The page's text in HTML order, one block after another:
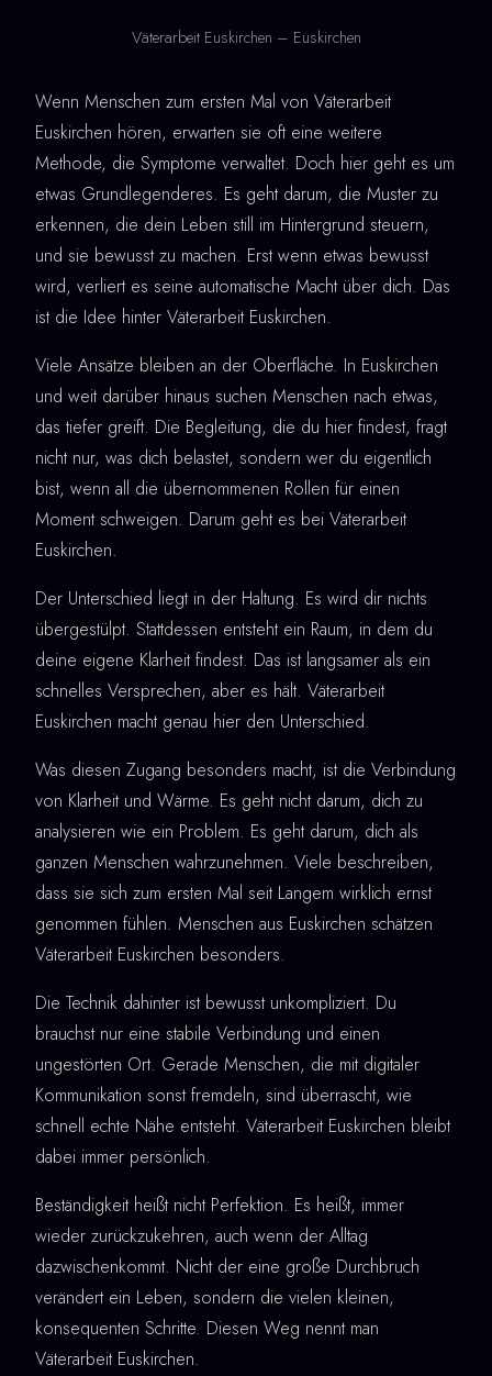
Väterarbeit Euskirchen – Euskirchen
Wenn Menschen zum ersten Mal von Väterarbeit
Euskirchen hören, erwarten sie oft eine weitere
Methode, die Symptome verwaltet. Doch hier geht es um
etwas Grundlegenderes. Es geht darum, die Muster zu
erkennen, die dein Leben still im Hintergrund steuern,
und sie bewusst zu machen. Erst wenn etwas bewusst
wird, verliert es seine automatische Macht über dich. Das
ist die Idee hinter Väterarbeit Euskirchen.
Viele Ansätze bleiben an der Oberfläche. In Euskirchen
und weit darüber hinaus suchen Menschen nach etwas,
das tiefer greift. Die Begleitung, die du hier findest, fragt
nicht nur, was dich belastet, sondern wer du eigentlich
bist, wenn all die übernommenen Rollen für einen
Moment schweigen. Darum geht es bei Väterarbeit
Euskirchen.
Der Unterschied liegt in der Haltung. Es wird dir nichts
übergestülpt. Stattdessen entsteht ein Raum, in dem du
deine eigene Klarheit findest. Das ist langsamer als ein
schnelles Versprechen, aber es hält. Väterarbeit
Euskirchen macht genau hier den Unterschied.
Was diesen Zugang besonders macht, ist die Verbindung
von Klarheit und Wärme. Es geht nicht darum, dich zu
analysieren wie ein Problem. Es geht darum, dich als
ganzen Menschen wahrzunehmen. Viele beschreiben,
dass sie sich zum ersten Mal seit Langem wirklich ernst
genommen fühlen. Menschen aus Euskirchen schätzen
Väterarbeit Euskirchen besonders.
Die Technik dahinter ist bewusst unkompliziert. Du
brauchst nur eine stabile Verbindung und einen
ungestörten Ort. Gerade Menschen, die mit digitaler
Kommunikation sonst fremdeln, sind überrascht, wie
schnell echte Nähe entsteht. Väterarbeit Euskirchen bleibt
dabei immer persönlich.
Beständigkeit heißt nicht Perfektion. Es heißt, immer
wieder zurückzukehren, auch wenn der Alltag
dazwischenkommt. Nicht der eine große Durchbruch
verändert ein Leben, sondern die vielen kleinen,
konsequenten Schritte. Diesen Weg nennt man
Väterarbeit Euskirchen.